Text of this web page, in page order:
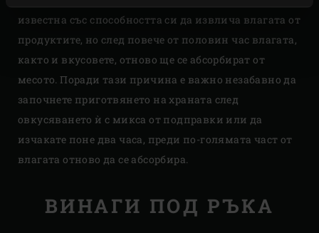
известна със способността си да извлича влагата от
продуктите, но след повече от половин час влагата,
както и вкусовете, отново ще се абсорбират от
месото. Поради тази причина е важно незабавно да
започнете приготвянето на храната след
овкусяването ѝ с микса от подправки или да
изчакате поне два часа, преди по-голямата част от
влагата отново да се абсорбира.
ВИНАГИ ПОД РЪКА